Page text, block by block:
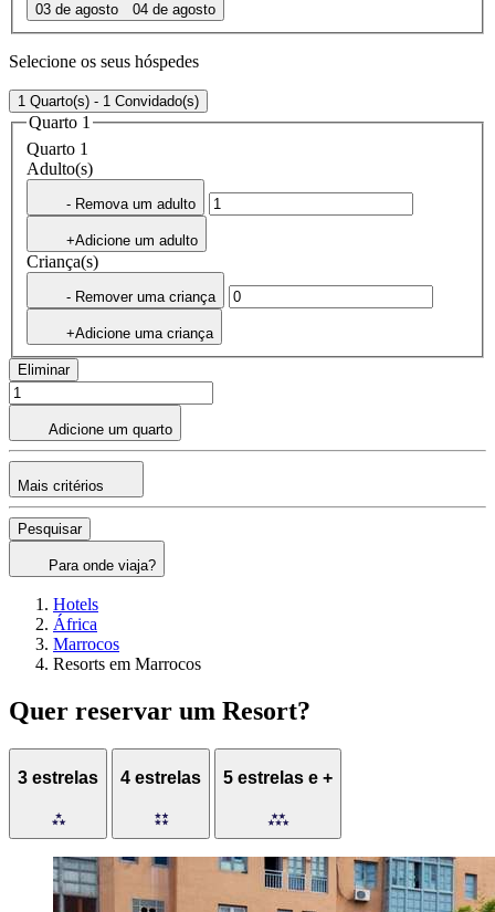
03 de agosto 04 de agosto
Selecione os seus hóspedes
1 Quarto(s) - 1 Convidado(s)
Quarto 1
Quarto 1
Adulto(s)
- Remova um adulto
+Adicione um adulto
Criança(s)
- Remover uma criança
+Adicione uma criança
Eliminar
Adicione um quarto
Mais critérios
Pesquisar
Para onde viaja?
Hotels
África
Marrocos
Resorts em Marrocos
Quer reservar um Resort?
3 estrelas 4 estrelas 5 estrelas e +